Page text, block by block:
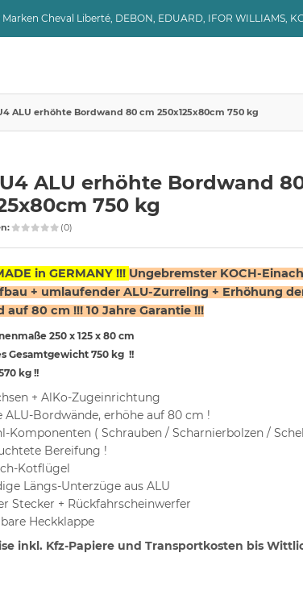
Cheval Liberté, DEBON, EDUARD, IFOR WILLIAMS,
ALU erhöhte Bordwand 80 cm 250x125x80cm 750 kg
ALU erhöhte Bordwand
750 kg
(0)
in GERMANY !!! Ungebremster KOCH-
+ umlaufender ALU-Zurreling + Erhöhung
auf 80 cm !!! 10 Jahre Garantie !!!
250 x 125 x 80 cm
Gesamtgewicht 750 kg !!
kg !!
+ AlKo-Zugeinrichtung
ALU-Bordwände, erhöhe auf 80 cm !
Komponenten ( Schrauben / Scharnierbolzen /
Bereifung !
Kotflügel
Längs-Unterzüge aus ALU
Stecker + Rückfahrscheinwerfer
Heckklappe
inkl. Kfz-Papiere und Transportkosten bis